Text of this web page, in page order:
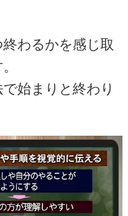
わるかを感じ取
始まりと終わり